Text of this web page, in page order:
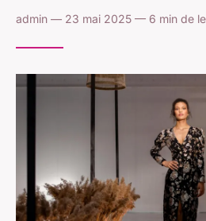
admin — 23 mai 2025 — 6 min de